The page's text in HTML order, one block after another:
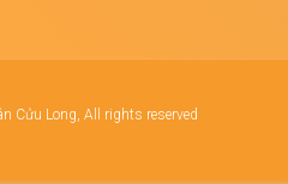
Cửu Long, All rights reserved